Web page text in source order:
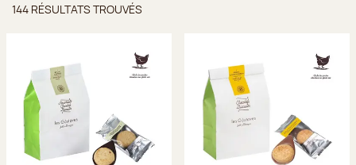
144 RÉSULTATS TROUVÉS